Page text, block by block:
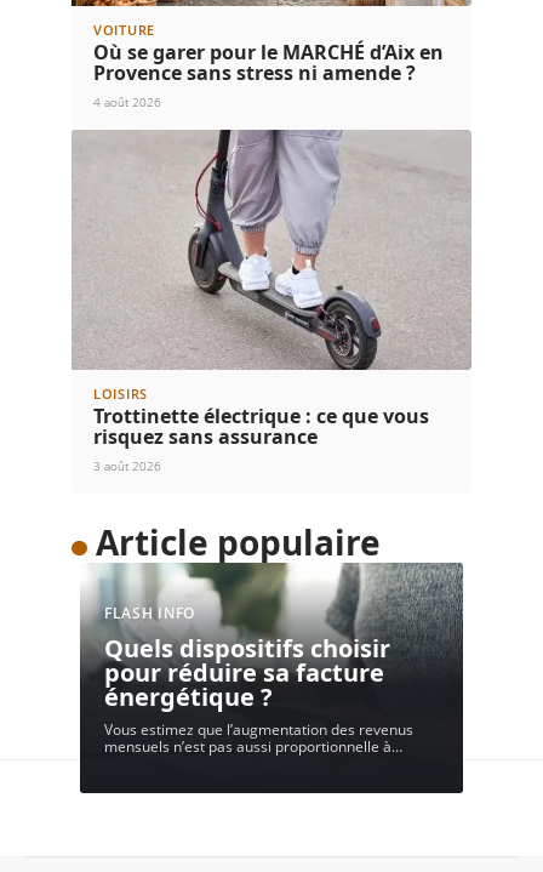
VOITURE
Où se garer pour le MARCHÉ d’Aix en
Provence sans stress ni amende ?
4 août 2026
LOISIRS
Trottinette électrique : ce que vous
risquez sans assurance
3 août 2026
Article populaire
FLASH INFO
Quels dispositifs choisir
pour réduire sa facture
énergétique ?
Vous estimez que l’augmentation des revenus
mensuels n’est pas aussi proportionnelle à…